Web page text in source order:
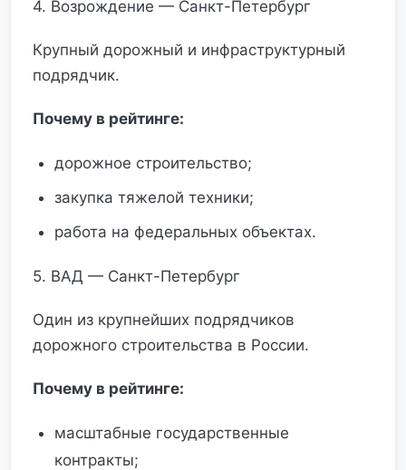
4. Возрождение — Санкт-Петербург
Крупный дорожный и инфраструктурный
подрядчик.
Почему в рейтинге:
дорожное строительство;
закупка тяжелой техники;
работа на федеральных объектах.
5. ВАД — Санкт-Петербург
Один из крупнейших подрядчиков
дорожного строительства в России.
Почему в рейтинге:
масштабные государственные
контракты;